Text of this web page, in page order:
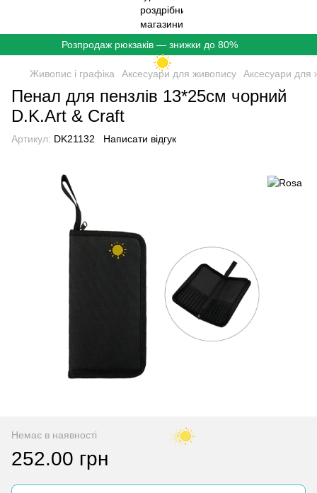
Розпродаж рюкзаків — знижки до 80%
Живопис і графіка Аксесуари для живопису Аксесуари для
Пенал для пензлів 13*25см чорний
D.K.Art & Craft
Артикул: DK21132 Написати відгук
Немає в наявності
252.00 грн